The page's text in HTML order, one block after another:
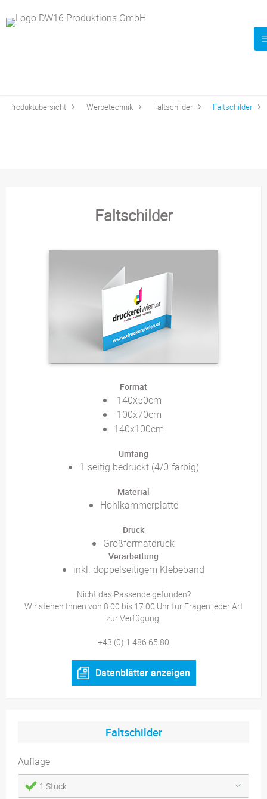
Produktübersicht Werbetechnik Faltschilder Faltschilder
Faltschilder
Format
140x50cm
100x70cm
140x100cm
Umfang
1-seitig bedruckt (4/0-farbig)
Material
Hohlkammerplatte
Druck
Großformatdruck
Verarbeitung
inkl. doppelseitigem Klebeband
Nicht das Passende gefunden?
Wir stehen Ihnen von 8.00 bis 17.00 Uhr für Fragen jeder Art
zur Verfügung.
+43 (0) 1 486 65 80
Datenblätter anzeigen
Faltschilder
Auflage
1 Stück